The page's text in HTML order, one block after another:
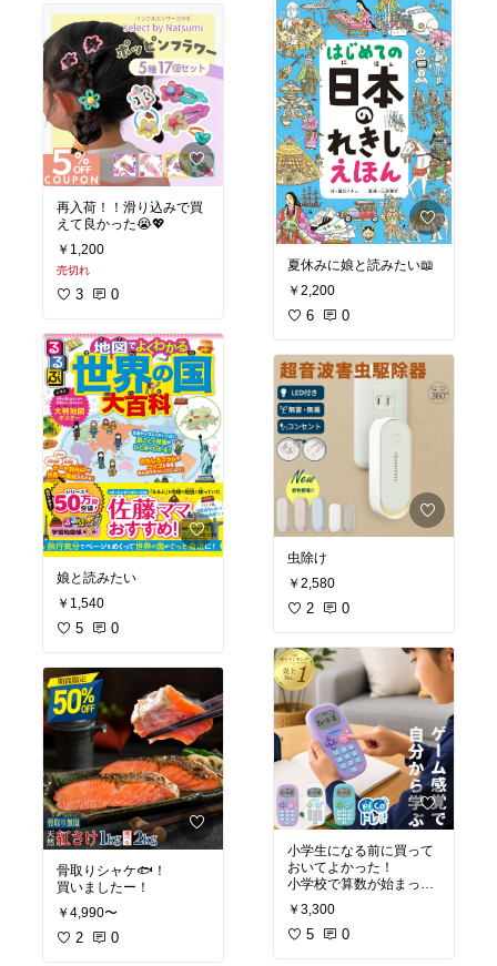
魚食べる日がほんまに増
えた❤️‍🔥
#オリジナル写真 #おうち
ごはん
再入荷！！滑り込みで買
えて良かった😭💖
￥1,200
売切れ
3 0
娘と読みたい
￥1,540
5 0
骨取りシャケ🐟！
買いましたー！
￥4,990〜
2 0
夏休みに娘と読みたい📖
￥2,200
6 0
虫除け
￥2,580
2 0
小学生になる前に買って
おいてよかった！
小学校で算数が始まって
も苦手意識なく取り込め
てる◎
￥3,300
5 0